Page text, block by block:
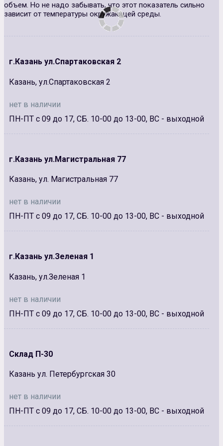
объем. Но не надо забывать, что этот показатель сильно
зависит от температуры окружающей среды.
г.Казань ул.Спартаковская 2
Казань, ул.Спартаковская 2
нет в наличии
ПН-ПТ с 09 до 17, СБ. 10-00 до 13-00, ВС - выходной
г.Казань ул.Магистральная 77
Казань, ул. Магистральная 77
нет в наличии
ПН-ПТ с 09 до 17, СБ. 10-00 до 13-00, ВС - выходной
г.Казань ул.Зеленая 1
Казань, ул.Зеленая 1
нет в наличии
ПН-ПТ с 09 до 17, СБ. 10-00 до 13-00, ВС - выходной
Склад П-30
Казань ул. Петербургская 30
нет в наличии
ПН-ПТ с 09 до 17, СБ. 10-00 до 13-00, ВС - выходной